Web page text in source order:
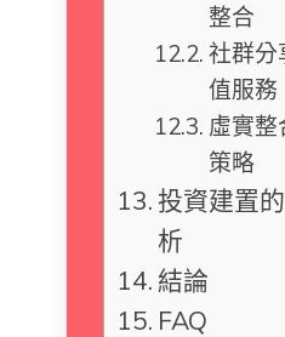
整合
社群分
值服務
虛實整
策略
投資建置
析
結論
FAQ